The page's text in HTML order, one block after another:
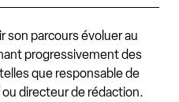
son parcours évoluer au
progressivement des
que responsable de
ou directeur de rédaction.